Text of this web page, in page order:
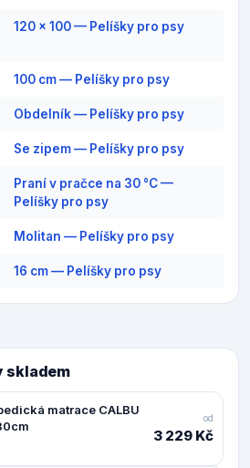
120 x 100 — Pelíšky pro psy
100 cm — Pelíšky pro psy
Obdelník — Pelíšky pro psy
Se zipem — Pelíšky pro psy
Praní v pračce na 30 °C —
Pelíšky pro psy
Molitan — Pelíšky pro psy
16 cm — Pelíšky pro psy
skladem
matrace CALBU
od
3 229 Kč